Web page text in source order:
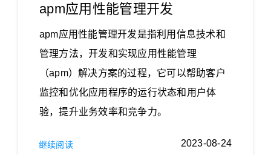
apm应用性能管理开发
apm应用性能管理开发​是指利用信息技术和
管理方法，开发和实现应用性能管理
（apm）解决方案的过程，它可以帮助客户
监控和优化应用程序的运行状态和用户体
验，提升业务效率和竞争力。
2023-08-24
继续阅读